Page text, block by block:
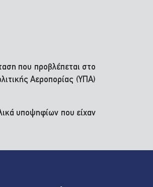
που προβλέπεται στο
Αεροπορίας (ΥΠΑ)
υποψηφίων που είχαν